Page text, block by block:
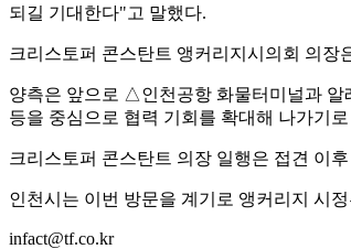
되길 기대한다"고 말했다.
크리스토퍼 콘스탄트 앵커리지시의회 의장
양측은 앞으로 △인천공항 화물터미널과
등을 중심으로 협력 기회를 확대해 나가기
크리스토퍼 콘스탄트 의장 일행은 접견 이
인천시는 이번 방문을 계기로 앵커리지 시
infact@tf.co.kr